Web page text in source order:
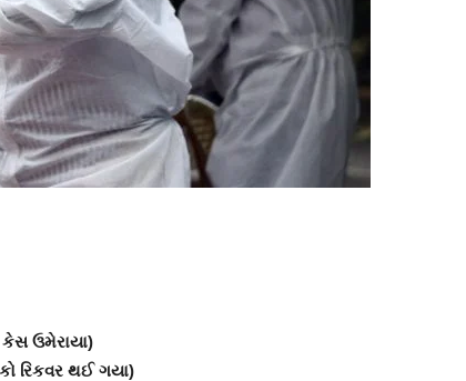
કેસ ઉમેરાયા)
રિકવર થઈ ગયા)